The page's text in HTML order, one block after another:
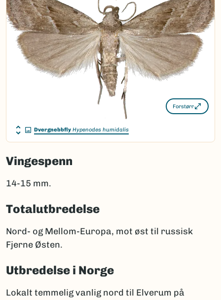
Forstørr
Dvergnebbfly Hypenodes humidalis
Vingespenn
14-15 mm.
Totalutbredelse
Nord- og Mellom-Europa, mot øst til russisk
Fjerne Østen.
Utbredelse i Norge
Lokalt temmelig vanlig nord til Elverum på